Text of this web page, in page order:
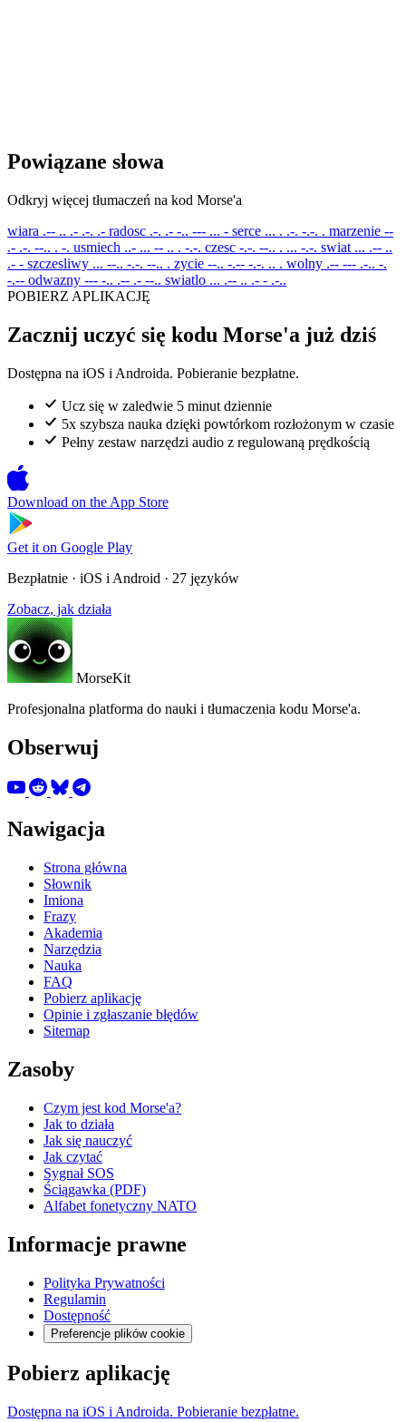
Powiązane słowa
Odkryj więcej tłumaczeń na kod Morse'a
wiara .-- .. .- .-. .- radosc .-. .- -.. --- ... - serce ... . .-. -.-. . marzenie --
.- .-. --.. . -. usmiech ..- ... -- .. . -.-. czesc -.-. --.. . ... -.-. swiat ... .-- ..
.- - szczesliwy ... --.. -.-. --.. . zycie --.. -.-- -.-. .. . wolny .-- --- .-.. -.
-.-- odwazny --- -.. .-- .- --.. swiatlo ... .-- .. .- - .-..
POBIERZ APLIKACJĘ
Zacznij uczyć się kodu Morse'a już dziś
Dostępna na iOS i Androida. Pobieranie bezpłatne.
Ucz się w zaledwie 5 minut dziennie
5x szybsza nauka dzięki powtórkom rozłożonym w czasie
Pełny zestaw narzędzi audio z regulowaną prędkością
Download on the App Store
Get it on Google Play
Bezpłatnie · iOS i Android · 27 języków
Zobacz, jak działa
MorseKit
Profesjonalna platforma do nauki i tłumaczenia kodu Morse'a.
Obserwuj
Nawigacja
Strona główna
Słownik
Imiona
Frazy
Akademia
Narzędzia
Nauka
FAQ
Pobierz aplikację
Opinie i zgłaszanie błędów
Sitemap
Zasoby
Czym jest kod Morse'a?
Jak to działa
Jak się nauczyć
Jak czytać
Sygnał SOS
Ściągawka (PDF)
Alfabet fonetyczny NATO
Informacje prawne
Polityka Prywatności
Regulamin
Dostępność
Preferencje plików cookie
Pobierz aplikację
Dostępna na iOS i Androida. Pobieranie bezpłatne.